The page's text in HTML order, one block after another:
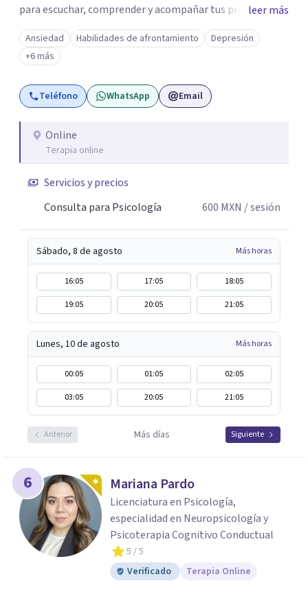
para escuchar, comprender y acompañar tus procesos
emocionales a tu propio ritmo. Creo firmemente en la
importancia de construir juntos herramientas que
fortalezcan el bienestar, la autonomía y el sentido de
vida. Será un gusto acompañarte en este proceso. Quedo
atento para resolver cualquier duda y acordar una cita. Un
leer más
Ansiedad Habilidades de afrontamiento
Depresión
+6 más
Teléfono WhatsApp Email
Online
Terapia online
Servicios y precios
Consulta para Psicología
600 MXN / sesión
Sábado, 8 de agosto Más horas
16:05 17:05
18:05
19:05
20:05 21:05
Lunes, 10 de agosto Más horas
00:05 01:05
02:05
03:05
20:05 21:05
Anterior Más días Siguiente
6 Mariana Pardo
Licenciatura en Psicología,
especialidad en Neuropsicología y
Psicoterapia Cognitivo Conductual
5 / 5
Verificado
Terapia Online